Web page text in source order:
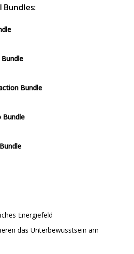
Bundles:
Bundle
Bundle
Energiefeld
das Unterbewusstsein am